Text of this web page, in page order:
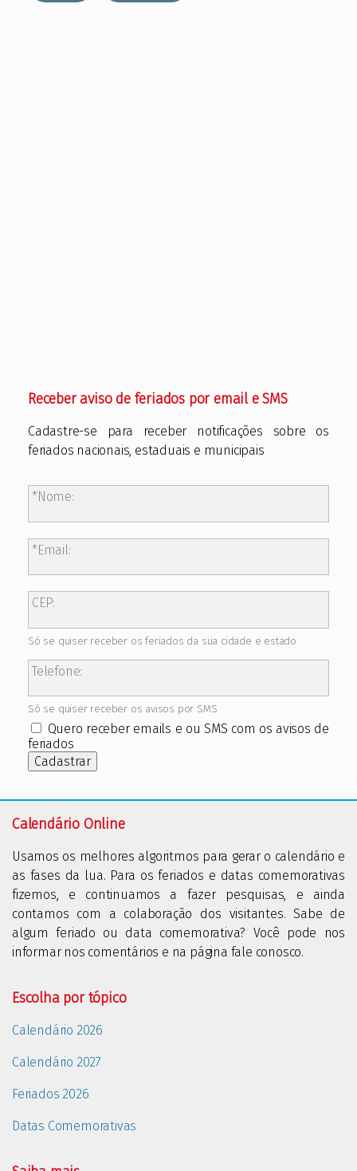
Receber aviso de feriados por email e SMS
Cadastre-se para receber notificações sobre os
feriados nacionais, estaduais e municipais
Nome:
Email:
CEP:
Só se quiser receber os feriados da sua cidade e estado
Telefone:
Só se quiser receber os avisos por SMS
Quero receber emails e ou SMS com os avisos de
feriados
Cadastrar
Calendário Online
Usamos os melhores algoritmos para gerar o calendário e
as fases da lua. Para os feriados e datas comemorativas
fizemos, e continuamos a fazer pesquisas, e ainda
contamos com a colaboração dos visitantes. Sabe de
algum feriado ou data comemorativa? Você pode nos
informar nos comentários e na página fale conosco.
Escolha por tópico
Calendário 2026
Calendário 2027
Feriados 2026
Datas Comemorativas